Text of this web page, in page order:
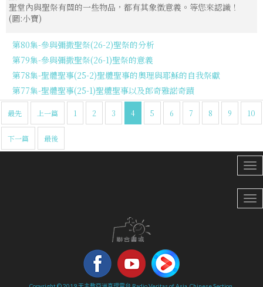
聖堂內與聖祭有關的一些物品，都有其象徵意義。等您來認識！
(圖:小寶)
第80集-參與彌撒聖祭(26-2)聖祭的分析
第79集-參與彌撒聖祭(26-1)聖祭的意義
第78集-聖體聖事(25-2)聖體聖事的奧理與耶穌的自我祭獻
第77集-聖體聖事(25-1)聖體聖事以及郎奇雅諾奇蹟
最先 上一篇 1 2 3 4 5 6 7 8 9 10
下一篇 最後